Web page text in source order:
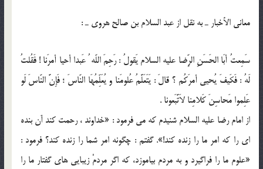
معانى الأخبار ـ به نقل از عبد السلام بن صالح هروى ـ :
سَمِعتُ أبَا الحَسَنِ الرِّضا عليه السلام يَقولُ : رَحِمَ اللّه ُ عَبدا أحيا أمرَنا ! فَقُلتُ
لَهُ : فَكَيفَ يُحيي أمرَكُم ؟ قالَ : يَتَعَلَّمُ عُلومَنا و يُعَلِّمُهَا النّاسَ ؛ فَإِنَّ النّاسَ لَو
عَلِموا مَحاسِنَ كَلامِنا لاَتَّبَعونا .
از امام رضا عليه السلام شنيدم كه مى فرمود : «خداوند ، رحمت كند آن بنده
اى را كه امر ما را زنده كند!». گفتم : چگونه امر شما را زنده كند؟ فرمود :
«علوم ما را فراگيرد و به مردم بياموزد، كه اگر مردمْ زيبايى هاى گفتار ما را